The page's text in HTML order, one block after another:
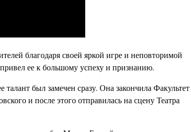
благодаря своей яркой игре и неповторимой
ее к большому успеху и признанию.
был замечен сразу. Она закончила Факультет
и после этого отправилась на сцену Театра